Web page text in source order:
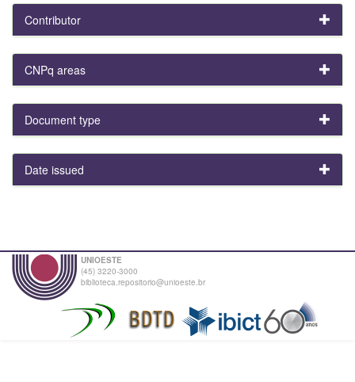
Contributor
CNPq areas
Document type
Date issued
UNIOESTE
(45) 3220-3000
biblioteca.repositorio@unioeste.br